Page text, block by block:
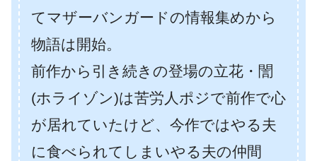
てマザーバンガードの情報集めから
物語は開始。
前作から引き続きの登場の立花・誾
(ホライゾン)は苦労人ポジで前作で心
が居れていたけど、今作ではやる夫
に食べられてしまいやる夫の仲間